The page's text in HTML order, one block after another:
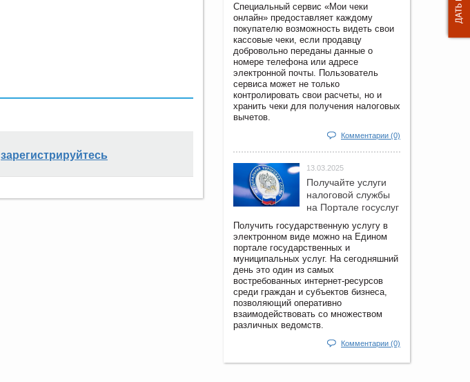
зарегистрируйтесь
Специальный сервис «Мои чеки
онлайн» предоставляет каждому
покупателю возможность видеть свои
кассовые чеки, если продавцу
добровольно переданы данные о
номере телефона или адресе
электронной почты. Пользователь
сервиса может не только
контролировать свои расчеты, но и
хранить чеки для получения налоговых
вычетов.
Комментарии (0)
13.03.2025
Получайте услуги
налоговой службы
на Портале госyслуг
Получить государственную услугу в
электронном виде можно на Едином
портале государственных и
муниципальных услуг. На сегодняшний
день это один из самых
востребованных интернет-ресурсов
среди граждан и субъектов бизнеса,
позволяющий оперативно
взаимодействовать со множеством
различных ведомств.
Комментарии (0)